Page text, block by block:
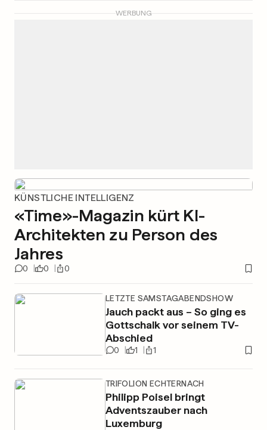
WERBUNG
KÜNSTLICHE INTELLIGENZ
«Time»-Magazin kürt KI-
Architekten zu Person des
Jahres
0 0 0
LETZTE SAMSTAGABENDSHOW
Jauch packt aus – So ging es
Gottschalk vor seinem TV-
Abschied
0 1 1
TRIFOLION ECHTERNACH
Philipp Poisel bringt
Adventszauber nach
Luxemburg